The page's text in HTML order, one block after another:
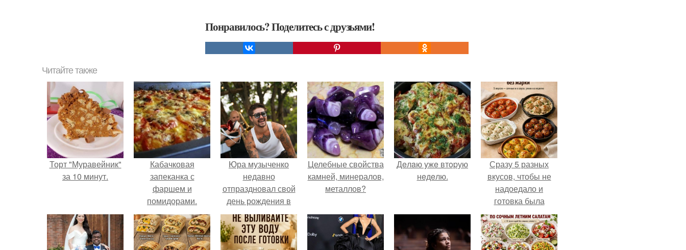
Понравилось? Поделитесь с друзьями!
Читайте также
Торт "Муравейник"
за 10 минут.
Кабачковая
запеканка с
фаршем и
помидорами.
Юра музыченко
недавно
отпраздновал свой
день рождения в
кругу самых
близких и родных
людей.
Целебные свойства
камней, минералов,
металлов?
Дeлaю yжe втopую
нeдeлю.
Сразу 5 разных
вкусов, чтобы не
надоедало и
готовка была
проще.